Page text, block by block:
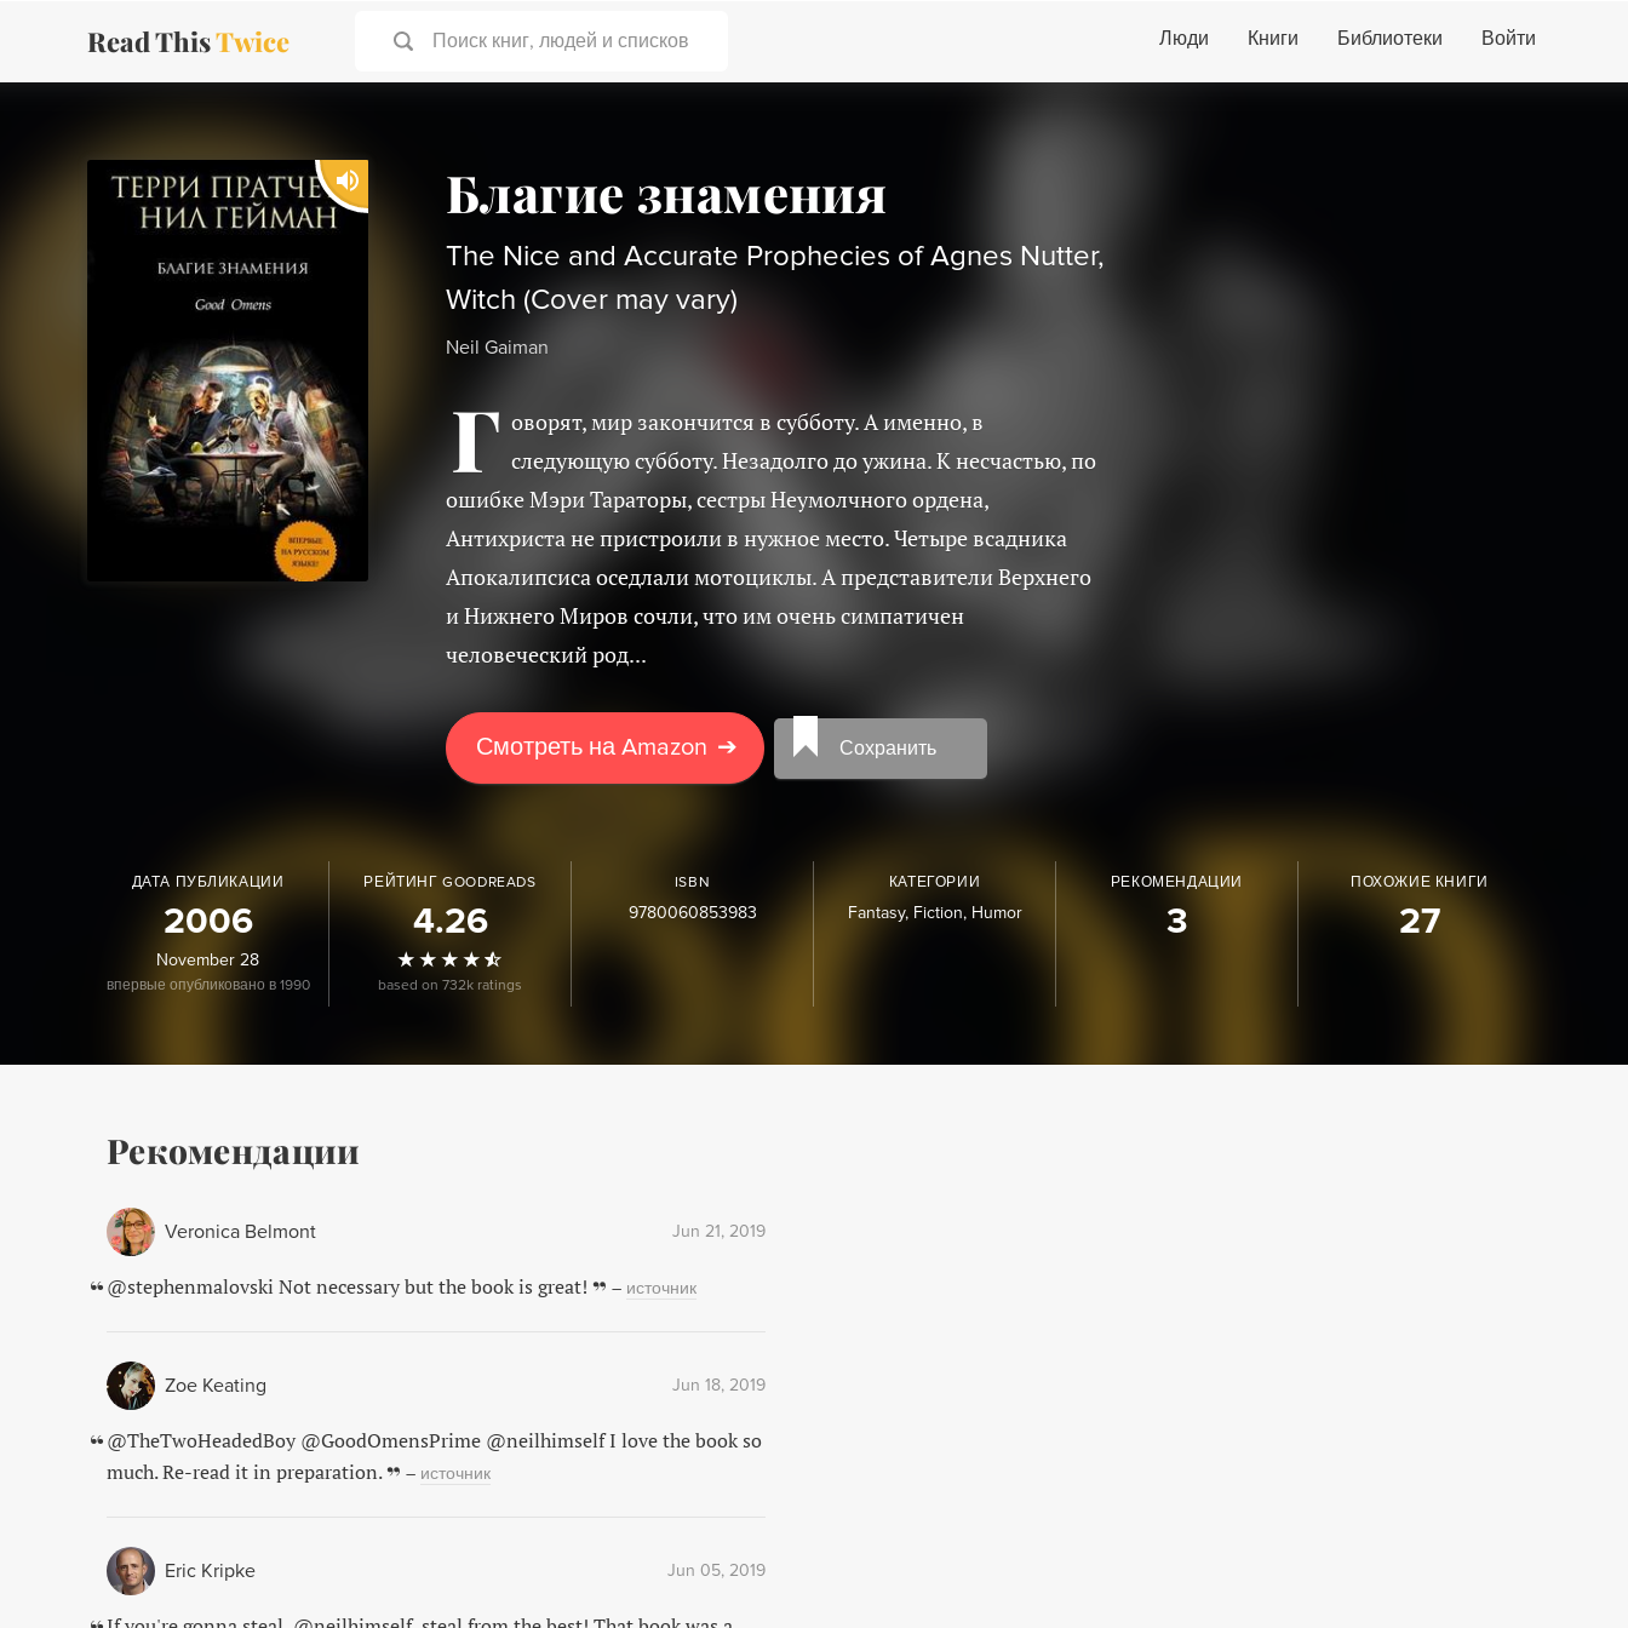
Read ThisTwice Поиск книг, людей и списков Люди Книги Библиотеки Войти
Благие знамения
The Nice and Accurate Prophecies of Agnes Nutter,
Witch (Cover may vary)
Neil Gaiman
Г оворят, мир закончится в субботу. А именно, в
следующую субботу. Незадолго до ужина. К несчастью, по
ошибке Мэри Тараторы, сестры Неумолчного ордена,
Антихриста не пристроили в нужное место. Четыре всадника
Апокалипсиса оседлали мотоциклы. А представители Верхнего
и Нижнего Миров сочли, что им очень симпатичен
человеческий род...
Смотреть на Amazon ➔ Сохранить
ДАТА ПУБЛИКАЦИИ
2006
November 28
впервые опубликовано в 1990
РЕЙТИНГ GOODREADS
4.26
based on 732k ratings
ISBN
9780060853983
КАТЕГОРИИ
Fantasy Fiction Humor
РЕКОМЕНДАЦИИ
3
ПОХОЖИЕ КНИГИ
27
Рекомендации
Veronica Belmont Jun 21, 2019
@stephenmalovski Not necessary but the book is great! – источник
Zoe Keating Jun 18, 2019
@TheTwoHeadedBoy @GoodOmensPrime @neilhimself I love the book so
much. Re-read it in preparation.
– источник
Eric Kripke Jun 05, 2019